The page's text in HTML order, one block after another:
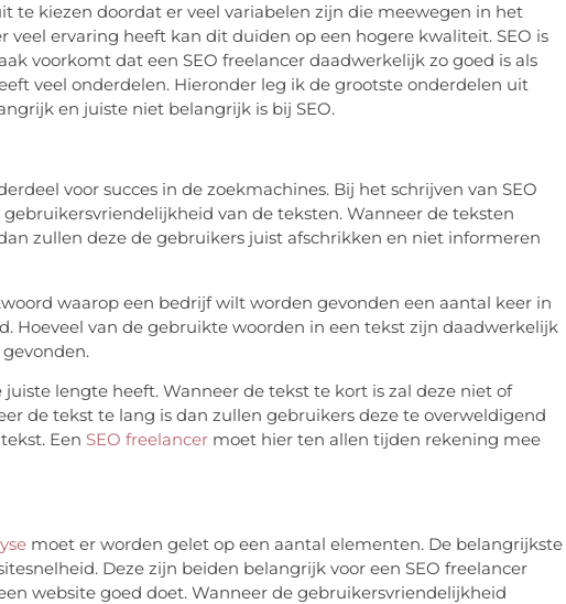
te kiezen doordat er veel variabelen zijn die meewegen in het
veel ervaring heeft kan dit duiden op een hogere kwaliteit. SEO is
voorkomt dat een SEO freelancer daadwerkelijk zo goed is als
veel onderdelen. Hieronder leg ik de grootste onderdelen uit
en juiste niet belangrijk is bij SEO.
voor succes in de zoekmachines. Bij het schrijven van SEO
van de teksten. Wanneer de teksten
zullen deze de gebruikers juist afschrikken en niet informeren
waarop een bedrijf wilt worden gevonden een aantal keer in
Hoeveel van de gebruikte woorden in een tekst zijn daadwerkelijk
lengte heeft. Wanneer de tekst te kort is zal deze niet of
de tekst te lang is dan zullen gebruikers deze te overweldigend
Een SEO freelancer moet hier ten allen tijden rekening mee
moet er worden gelet op een aantal elementen. De belangrijkste
Deze zijn beiden belangrijk voor een SEO freelancer
website goed doet. Wanneer de gebruikersvriendelijkheid